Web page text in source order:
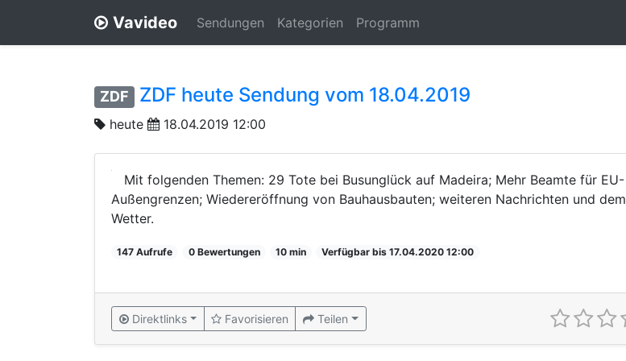
Vavideo Sendungen Kategorien Programm
ZDF ZDF heute Sendung vom 18.04.2019
heute 18.04.2019 12:00
Mit folgenden Themen: 29 Tote bei Busunglück auf Madeira; Mehr Beamte für EU-
Außengrenzen; Wiedereröffnung von Bauhausbauten; weiteren Nachrichten und dem
Wetter.
147 Aufrufe 0 Bewertungen 10 min Verfügbar bis 17.04.2020 12:00
Direktlinks Favorisieren Teilen